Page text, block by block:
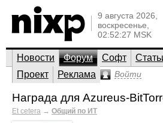
9 августа 2026,
воскресенье,
02:52:27 MSK
Новости Форум Софт
Проект
Реклама Войти
Награда для Azureus-
Et cetera → Общий по ИТ